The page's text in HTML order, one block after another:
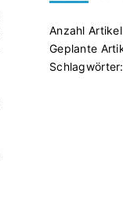
Anzahl
Geplante
Schlagwörter: